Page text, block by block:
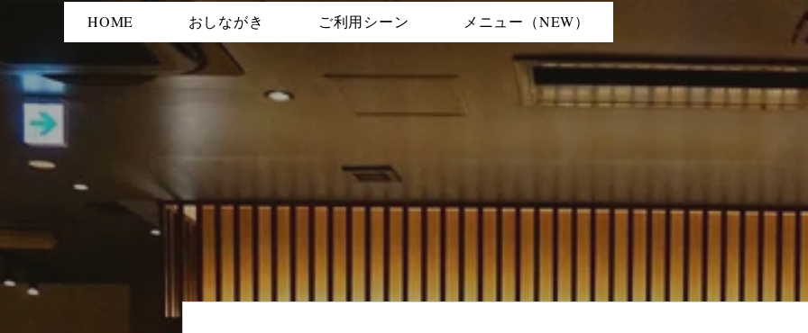
HOME おしながき ご利用シーン メニュー（NEW）